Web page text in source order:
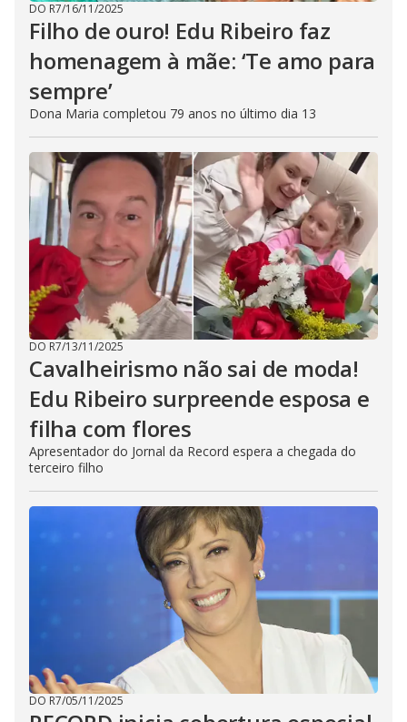
DO R7/16/11/2025
Filho de ouro! Edu Ribeiro faz
homenagem à mãe: ‘Te amo para
sempre’
Dona Maria completou 79 anos no último dia 13
DO R7/13/11/2025
Cavalheirismo não sai de moda!
Edu Ribeiro surpreende esposa e
filha com flores
Apresentador do Jornal da Record espera a chegada do
terceiro filho
DO R7/05/11/2025